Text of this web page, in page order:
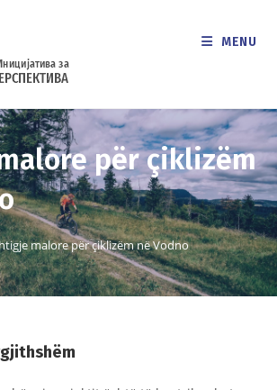
MENU
për çiklizëm
malore për çiklizëm në Vodno